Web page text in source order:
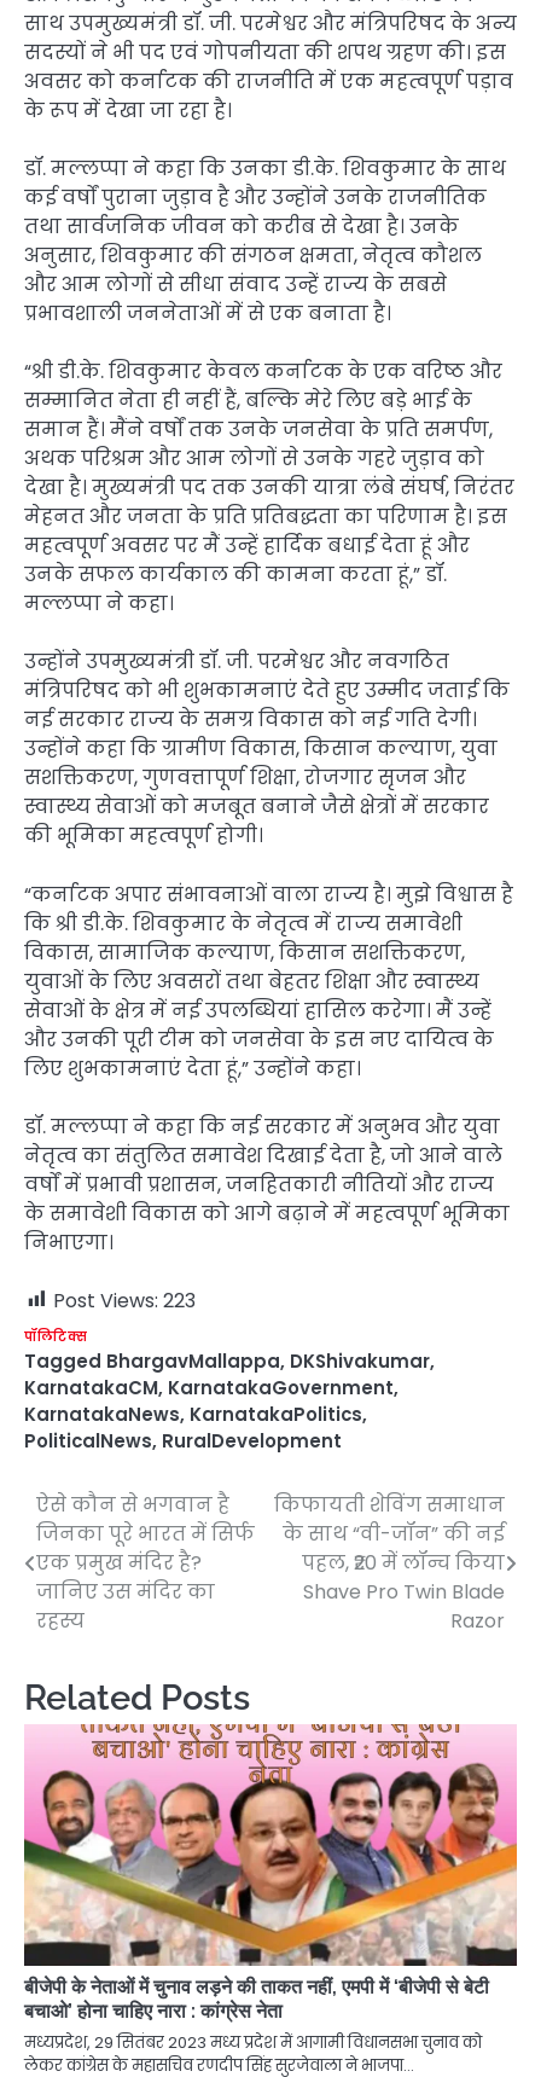
साथ उपमुख्यमंत्री डॉ. जी. परमेश्वर और मंत्रिपरिषद के अन्य
सदस्यों ने भी पद एवं गोपनीयता की शपथ ग्रहण की। इस
अवसर को कर्नाटक की राजनीति में एक महत्वपूर्ण पड़ाव
के रूप में देखा जा रहा है।
डॉ. मल्लप्पा ने कहा कि उनका डी.के. शिवकुमार के साथ
कई वर्षों पुराना जुड़ाव है और उन्होंने उनके राजनीतिक
तथा सार्वजनिक जीवन को करीब से देखा है। उनके
अनुसार, शिवकुमार की संगठन क्षमता, नेतृत्व कौशल
और आम लोगों से सीधा संवाद उन्हें राज्य के सबसे
प्रभावशाली जननेताओं में से एक बनाता है।
“श्री डी.के. शिवकुमार केवल कर्नाटक के एक वरिष्ठ और
सम्मानित नेता ही नहीं हैं, बल्कि मेरे लिए बड़े भाई के
समान हैं। मैंने वर्षों तक उनके जनसेवा के प्रति समर्पण,
अथक परिश्रम और आम लोगों से उनके गहरे जुड़ाव को
देखा है। मुख्यमंत्री पद तक उनकी यात्रा लंबे संघर्ष, निरंतर
मेहनत और जनता के प्रति प्रतिबद्धता का परिणाम है। इस
महत्वपूर्ण अवसर पर मैं उन्हें हार्दिक बधाई देता हूं और
उनके सफल कार्यकाल की कामना करता हूं,” डॉ.
मल्लप्पा ने कहा।
उन्होंने उपमुख्यमंत्री डॉ. जी. परमेश्वर और नवगठित
मंत्रिपरिषद को भी शुभकामनाएं देते हुए उम्मीद जताई कि
नई सरकार राज्य के समग्र विकास को नई गति देगी।
उन्होंने कहा कि ग्रामीण विकास, किसान कल्याण, युवा
सशक्तिकरण, गुणवत्तापूर्ण शिक्षा, रोजगार सृजन और
स्वास्थ्य सेवाओं को मजबूत बनाने जैसे क्षेत्रों में सरकार
की भूमिका महत्वपूर्ण होगी।
“कर्नाटक अपार संभावनाओं वाला राज्य है। मुझे विश्वास है
कि श्री डी.के. शिवकुमार के नेतृत्व में राज्य समावेशी
विकास, सामाजिक कल्याण, किसान सशक्तिकरण,
युवाओं के लिए अवसरों तथा बेहतर शिक्षा और स्वास्थ्य
सेवाओं के क्षेत्र में नई उपलब्धियां हासिल करेगा। मैं उन्हें
और उनकी पूरी टीम को जनसेवा के इस नए दायित्व के
लिए शुभकामनाएं देता हूं,” उन्होंने कहा।
डॉ. मल्लप्पा ने कहा कि नई सरकार में अनुभव और युवा
नेतृत्व का संतुलित समावेश दिखाई देता है, जो आने वाले
वर्षों में प्रभावी प्रशासन, जनहितकारी नीतियों और राज्य
के समावेशी विकास को आगे बढ़ाने में महत्वपूर्ण भूमिका
निभाएगा।
Post Views: 223
पॉलिटिक्स
Tagged BhargavMallappa, DKShivakumar,
KarnatakaCM, KarnatakaGovernment,
KarnatakaNews, KarnatakaPolitics,
PoliticalNews, RuralDevelopment
Post
navigation
ऐसे कौन से भगवान है
जिनका पूरे भारत में सिर्फ
एक प्रमुख मंदिर है?
जानिए उस मंदिर का
रहस्य
किफायती शेविंग समाधान
के साथ “वी-जॉन” की नई
पहल, ₹20 में लॉन्च किया
Shave Pro Twin Blade
Razor
Related Posts
बीजेपी के नेताओं में चुनाव लड़ने की ताकत नहीं, एमपी में ‘बीजेपी से बेटी
बचाओ’ होना चाहिए नारा : कांग्रेस नेता
मध्यप्रदेश, 29 सितंबर 2023 मध्य प्रदेश में आगामी विधानसभा चुनाव को
लेकर कांग्रेस के महासचिव रणदीप सिंह सुरजेवाला ने भाजपा…